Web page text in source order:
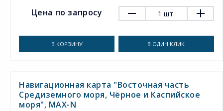
Цена по запросу 1 шт.
В КОРЗИНУ В ОДИН КЛИК
Навигационная карта "Восточная часть
Средиземного моря, Чёрное и Каспийское
моря", MAX-N